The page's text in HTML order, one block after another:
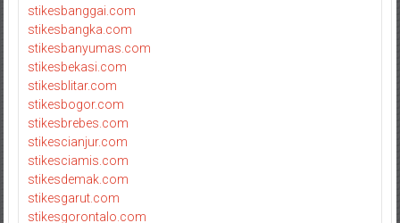
stikesbanggai.com
stikesbangka.com
stikesbanyumas.com
stikesbekasi.com
stikesblitar.com
stikesbogor.com
stikesbrebes.com
stikescianjur.com
stikesciamis.com
stikesdemak.com
stikesgarut.com
stikesgorontalo.com